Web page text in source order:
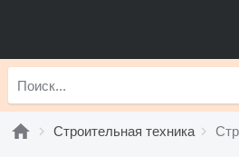
Строительная техника